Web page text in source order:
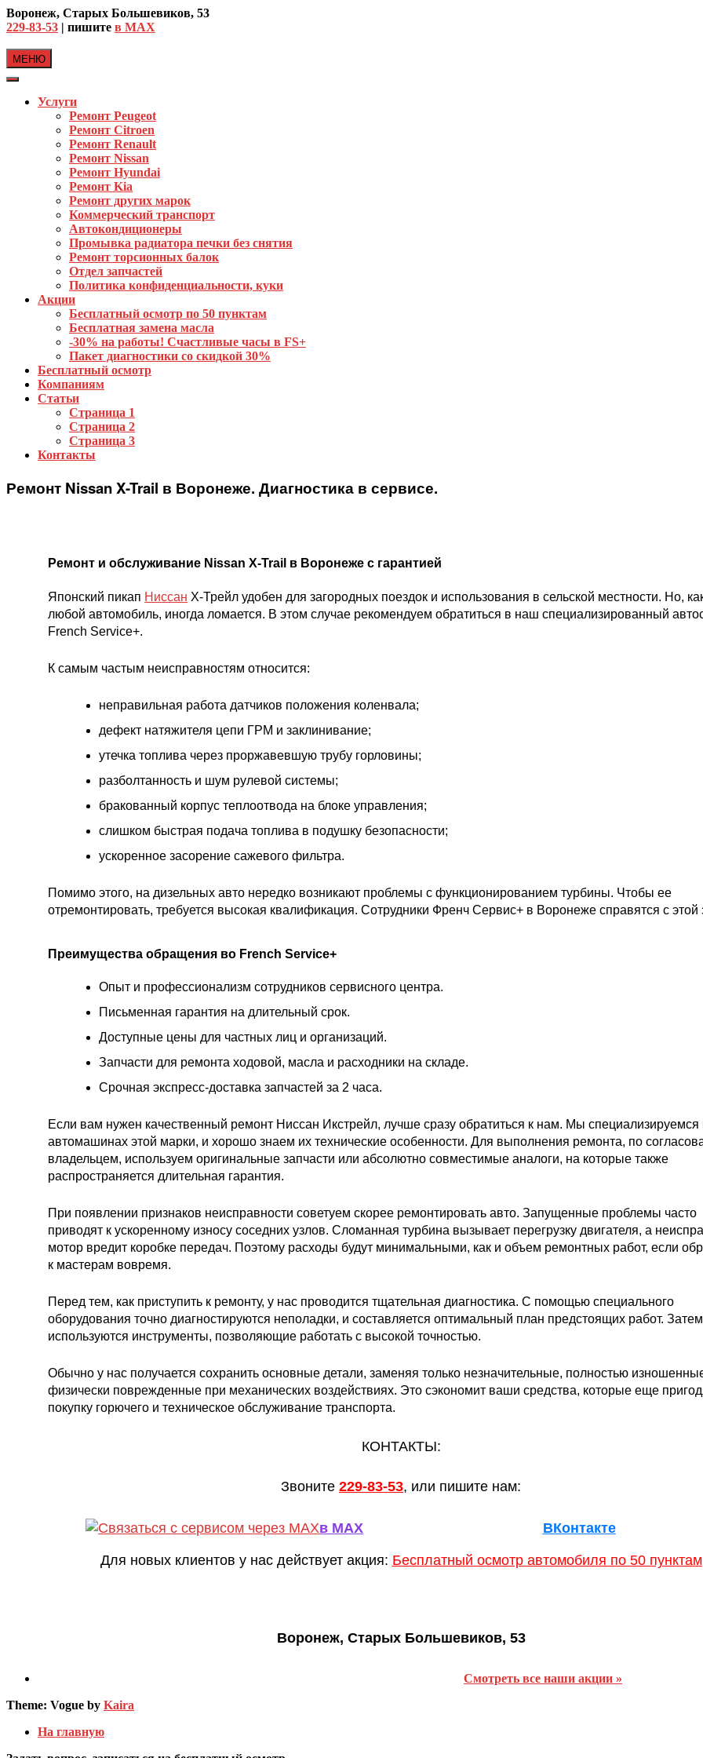
Skip
to
Воронеж, Старых Большевиков, 53
229-83-53 | пишите в MAX
МЕНЮ
Услуги
Ремонт Peugeot
Ремонт Citroen
Ремонт Renault
Ремонт Nissan
Ремонт Hyundai
Ремонт Kia
Ремонт других марок
Коммерческий транспорт
Автокондиционеры
Промывка радиатора печки без снятия
Ремонт торсионных балок
Отдел запчастей
Политика конфиденциальности, куки
Акции
Бесплатный осмотр по 50 пунктам
Бесплатная замена масла
-30% на работы! Счастливые часы в FS+
Пакет диагностики со скидкой 30%
Бесплатный осмотр
Компаниям
Статьи
Страница 1
Страница 2
Страница 3
Контакты
Ремонт Nissan X-Trail в Воронеже. Диагностика в сервисе.
Ремонт и обслуживание Nissan X-Trail в Воронеже с гарантией
Японский пикап Ниссан Х-Трейл удобен для загородных поездок и использования в сельской местности. Но,
любой автомобиль, иногда ломается. В этом случае рекомендуем обратиться в наш специализированный
French Service+.
К самым частым неисправностям относится:
неправильная работа датчиков положения коленвала;
дефект натяжителя цепи ГРМ и заклинивание;
утечка топлива через проржавевшую трубу горловины;
разболтанность и шум рулевой системы;
бракованный корпус теплоотвода на блоке управления;
слишком быстрая подача топлива в подушку безопасности;
ускоренное засорение сажевого фильтра.
Помимо этого, на дизельных авто нередко возникают проблемы с функционированием турбины. Чтобы ее
отремонтировать, требуется высокая квалификация. Сотрудники Френч Сервис+ в Воронеже справятся с этой
Преимущества обращения во French Service+
Опыт и профессионализм сотрудников сервисного центра.
Письменная гарантия на длительный срок.
Доступные цены для частных лиц и организаций.
Запчасти для ремонта ходовой, масла и расходники на складе.
Срочная экспресс-доставка запчастей за 2 часа.
Если вам нужен качественный ремонт Ниссан Икстрейл, лучше сразу обратиться к нам. Мы специализируемся
автомашинах этой марки, и хорошо знаем их технические особенности. Для выполнения ремонта, по
владельцем, используем оригинальные запчасти или абсолютно совместимые аналоги, на которые также
распространяется длительная гарантия.
При появлении признаков неисправности советуем скорее ремонтировать авто. Запущенные проблемы часто
приводят к ускоренному износу соседних узлов. Сломанная турбина вызывает перегрузку двигателя, а
мотор вредит коробке передач. Поэтому расходы будут минимальными, как и объем ремонтных работ, если
к мастерам вовремя.
Перед тем, как приступить к ремонту, у нас проводится тщательная диагностика. С помощью специального
оборудования точно диагностируются неполадки, и составляется оптимальный план предстоящих работ. Затем
используются инструменты, позволяющие работать с высокой точностью.
Обычно у нас получается сохранить основные детали, заменяя только незначительные, полностью
физически поврежденные при механических воздействиях. Это сэкономит ваши средства, которые еще
покупку горючего и техническое обслуживание транспорта.
КОНТАКТЫ:
Звоните229-83-53, или пишите нам:
в MAX ВКонтакте
Для новых клиентов у нас действует акция: Бесплатный осмотр автомобиля по 50 пунктам
Воронеж, Старых Большевиков, 53
Смотреть все наши акции »
Theme: Vogue by Kaira
На главную